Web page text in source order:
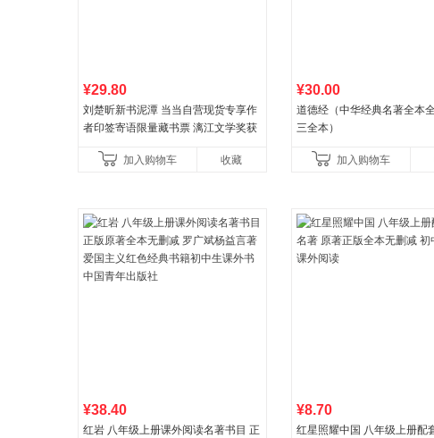
¥29.80
刘楚昕新书泥潭 当当自营现货专享作
者印签寄语限量藏书票 漓江文学奖获
加入购物车 收藏
¥30.00
道德经（中华经典名著全本
三全本）
加入购物车
¥38.40
红岩 八年级上册课外阅读名著书目 正
¥8.70
红星照耀中国 八年级上册配